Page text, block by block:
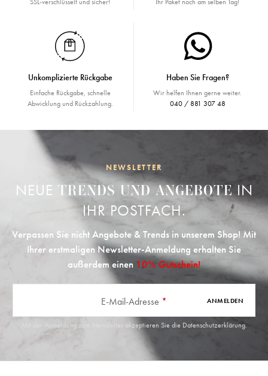
SSL-verschlüsselt und sicher!
Ihr Paket noch am selben Tag!
Unkomplizierte Rückgabe
Einfache Rückgabe, schnelle
Abwicklung und Rückzahlung.
Haben Sie Fragen?
Wir helfen Ihnen gerne weiter.
040 / 881 307 48
NEWSLETTER
NEUE TRENDS UND ANGEBOTEIN
IHR POSTFACH.
Verpassen Sie nicht Angebote & Trends in unserem Shop! Mit
Ihrer erstmaligen Newsletter-Anmeldung erhalten Sie
außerdem einen 10% Gutschein!
E-Mail-Adresse * ANMELDEN
Mit der Anmeldung zum Newsletter akzeptieren Sie die Datenschutzerklärung.